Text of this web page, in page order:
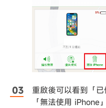
重啟後可以看到「
「無法使用 iPhone